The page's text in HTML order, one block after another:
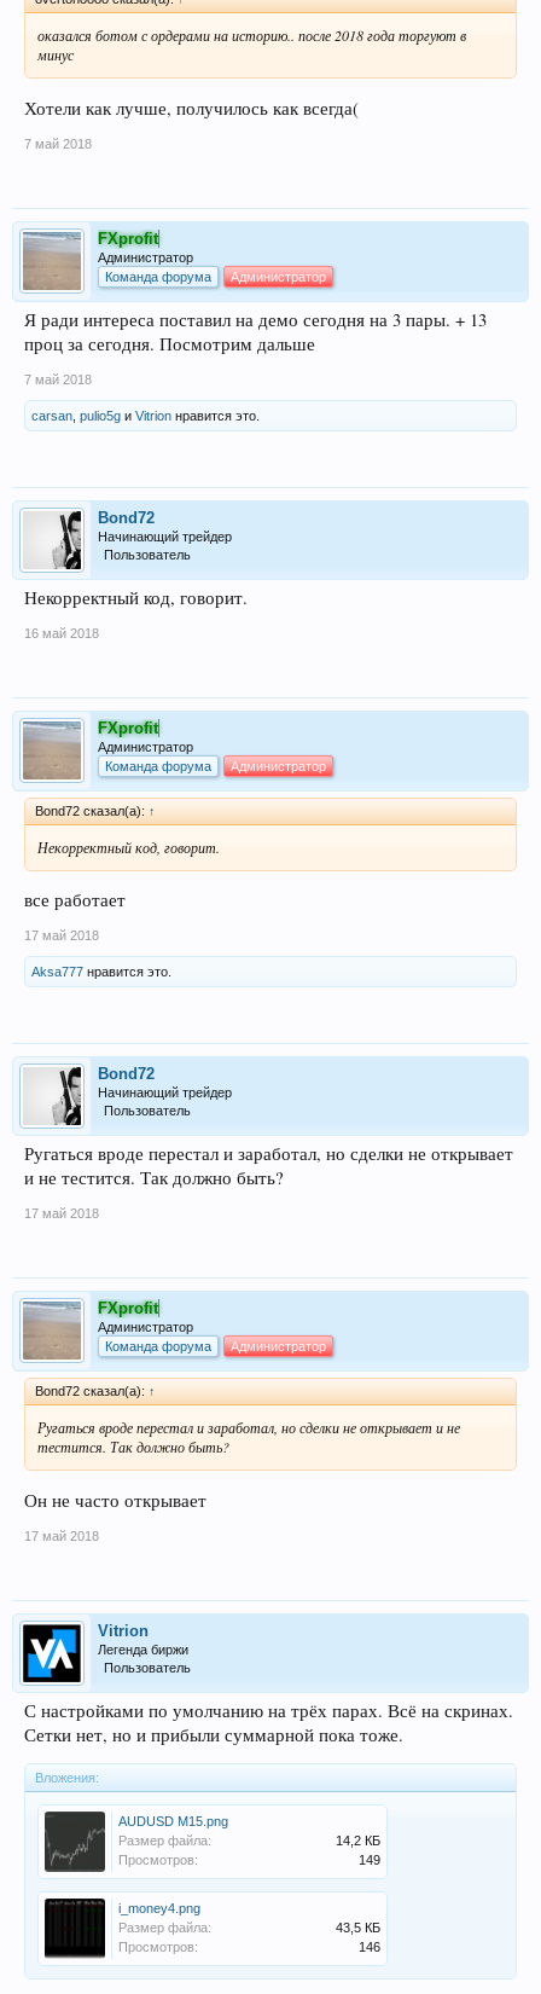
оказался ботом с ордерами на историю.. после 2018 года торгуют в
минус
Хотели как лучше, получилось как всегда(
7 май 2018
FXprofit
Администратор
Команда форума
Администратор
Я ради интереса поставил на демо сегодня на 3 пары. + 13
проц за сегодня. Посмотрим дальше
7 май 2018
carsan pulio5g и Vitrion нравится это.
Bond72
Начинающий трейдер
Пользователь
Некорректный код, говорит.
16 май 2018
FXprofit
Администратор
Команда форума
Администратор
Bond72 сказал(а): ↑
Некорректный код, говорит.
все работает
17 май 2018
Aksa777 нравится это.
Bond72
Начинающий трейдер
Пользователь
Ругаться вроде перестал и заработал, но сделки не открывает
и не тестится. Так должно быть?
17 май 2018
FXprofit
Администратор
Команда форума
Администратор
Bond72 сказал(а): ↑
Ругаться вроде перестал и заработал, но сделки не открывает и не
тестится. Так должно быть?
Он не часто открывает
17 май 2018
Vitrion
Легенда биржи
Пользователь
С настройками по умолчанию на трёх парах. Всё на скринах.
Сетки нет, но и прибыли суммарной пока тоже.
Вложения:
AUDUSD M15.png
Размер файла:
14,2 КБ
Просмотров:
149
i_money4.png
Размер файла:
43,5 КБ
Просмотров:
146